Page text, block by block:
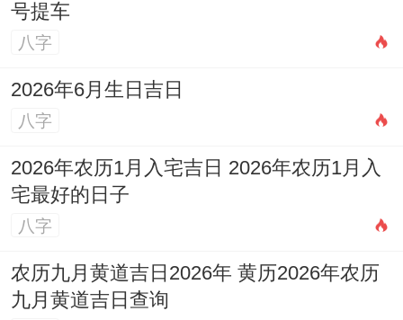
号提车
八字
2026年6月生日吉日
八字
2026年农历1月入宅吉日 2026年农历1月入
宅最好的日子
八字
农历九月黄道吉日2026年 黄历2026年农历
九月黄道吉日查询